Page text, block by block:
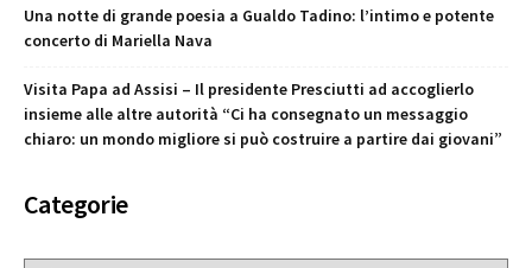
Una notte di grande poesia a Gualdo Tadino: l’intimo e potente
concerto di Mariella Nava
Visita Papa ad Assisi – Il presidente Presciutti ad accoglierlo
insieme alle altre autorità “Ci ha consegnato un messaggio
chiaro: un mondo migliore si può costruire a partire dai giovani”
Categorie
Categorie